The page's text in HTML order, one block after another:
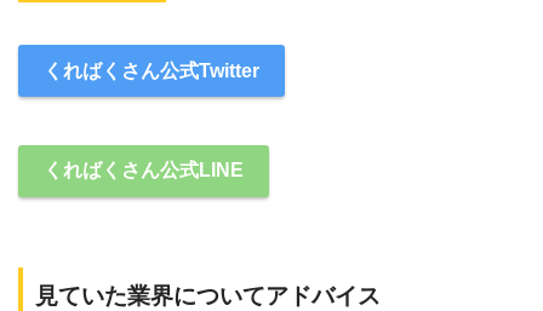
くればくさん公式Twitter
くればくさん公式LINE
見ていた業界についてアドバイス